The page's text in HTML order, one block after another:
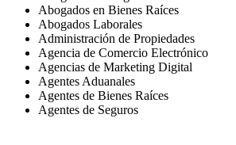
Abogados en Bienes Raíces
Abogados Laborales
Administración de Propiedades
Agencia de Comercio Electrónico
Agencias de Marketing Digital
Agentes Aduanales
Agentes de Bienes Raíces
Agentes de Seguros